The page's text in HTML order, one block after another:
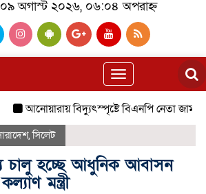
০৯ অগাস্ট ২০২৬, ০৬:০৪ অপরাহ্ন
Toggle
navigation
আনোয়ারায় বিদ্যুৎস্পৃষ্টে বিএনপি নেতা জামালের
,সিলেট
চালু হচ্ছে আধুনিক আবাসন
মন্ত্রী